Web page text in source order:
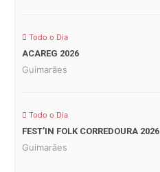
Todo o Dia
ACAREG 2026
Guimarães
Todo o Dia
FEST’IN FOLK CORREDOURA 2026
Guimarães